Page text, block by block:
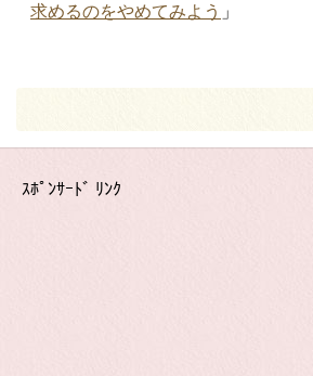
求めるのをやめてみよう 」
ｽﾎﾟﾝｻｰﾄﾞ ﾘﾝｸ